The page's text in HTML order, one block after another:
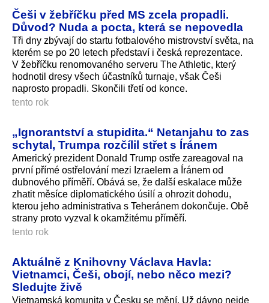
Češi v žebříčku před MS zcela propadli.
Důvod? Nuda a pocta, která se nepovedla
Tři dny zbývají do startu fotbalového mistrovství světa, na
kterém se po 20 letech představí i česká reprezentace.
V žebříčku renomovaného serveru The Athletic, který
hodnotil dresy všech účastníků turnaje, však Češi
naprosto propadli. Skončili třetí od konce.
tento rok
„Ignorantství a stupidita.“ Netanjahu to zas
schytal, Trumpa rozčílil střet s Íránem
Americký prezident Donald Trump ostře zareagoval na
první přímé ostřelování mezi Izraelem a Íránem od
dubnového příměří. Obává se, že další eskalace může
zhatit měsíce diplomatického úsilí a ohrozit dohodu,
kterou jeho administrativa s Teheránem dokončuje. Obě
strany proto vyzval k okamžitému příměří.
tento rok
Aktuálně z Knihovny Václava Havla:
Vietnamci, Češi, obojí, nebo něco mezi?
Sledujte živě
Vietnamská komunita v Česku se mění. Už dávno nejde